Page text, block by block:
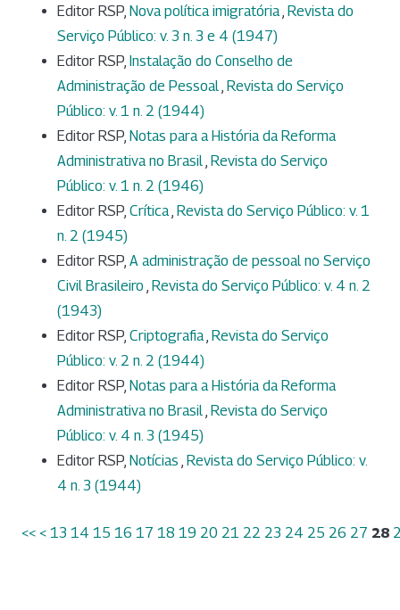
Editor RSP, Nova política imigratória Revista do
Serviço Público: v. 3 n. 3 e 4 (1947)
Editor RSP, Instalação do Conselho de
Administração de Pessoal Revista do Serviço
Público: v. 1 n. 2 (1944)
Editor RSP, Notas para a História da Reforma
Administrativa no Brasil Revista do Serviço
Público: v. 1 n. 2 (1946)
Editor RSP, Crítica Revista do Serviço Público: v. 1
n. 2 (1945)
Editor RSP, A administração de pessoal no Serviço
Civil Brasileiro Revista do Serviço Público: v. 4 n. 2
(1943)
Editor RSP, Criptografia Revista do Serviço
Público: v. 2 n. 2 (1944)
Editor RSP, Notas para a História da Reforma
Administrativa no Brasil Revista do Serviço
Público: v. 4 n. 3 (1945)
Editor RSP, Notícias Revista do Serviço Público: v.
4 n. 3 (1944)
<< < 13 14 15 16 17 18 19 20 21 22 23 24 25 26 27 28